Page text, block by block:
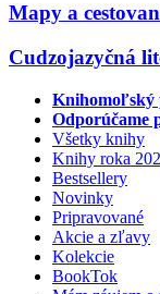
Mapy a
Cudzojazyčná
Knihomoľský
Odporúčame
Všetky knihy
Knihy roka
Bestsellery
Novinky
Pripravované
Akcie a zľavy
Kolekcie
BookTok